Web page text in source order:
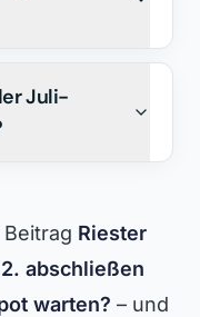
Juli-
Riester
abschließen
warten? – und